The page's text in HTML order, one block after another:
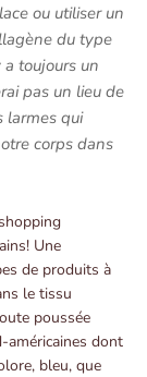
ou utiliser un
du type
toujours un
pas un lieu de
larmes qui
corps dans
Une
de produits à
le tissu
poussée
américaines dont
bleu, que